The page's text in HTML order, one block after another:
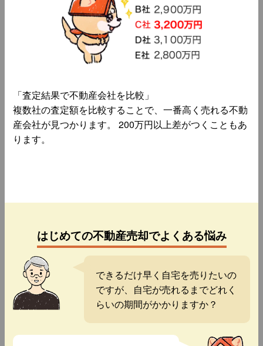
「査定結果で不動産会社を比較」
複数社の査定額を比較することで、一番高く売れる不動
産会社が見つかります。 200万円以上差がつくこともあ
ります。
はじめての不動産売却でよくある悩み
できるだけ早く自宅を売りたいの
ですが、自宅が売れるまでどれく
らいの期間がかかりますか？